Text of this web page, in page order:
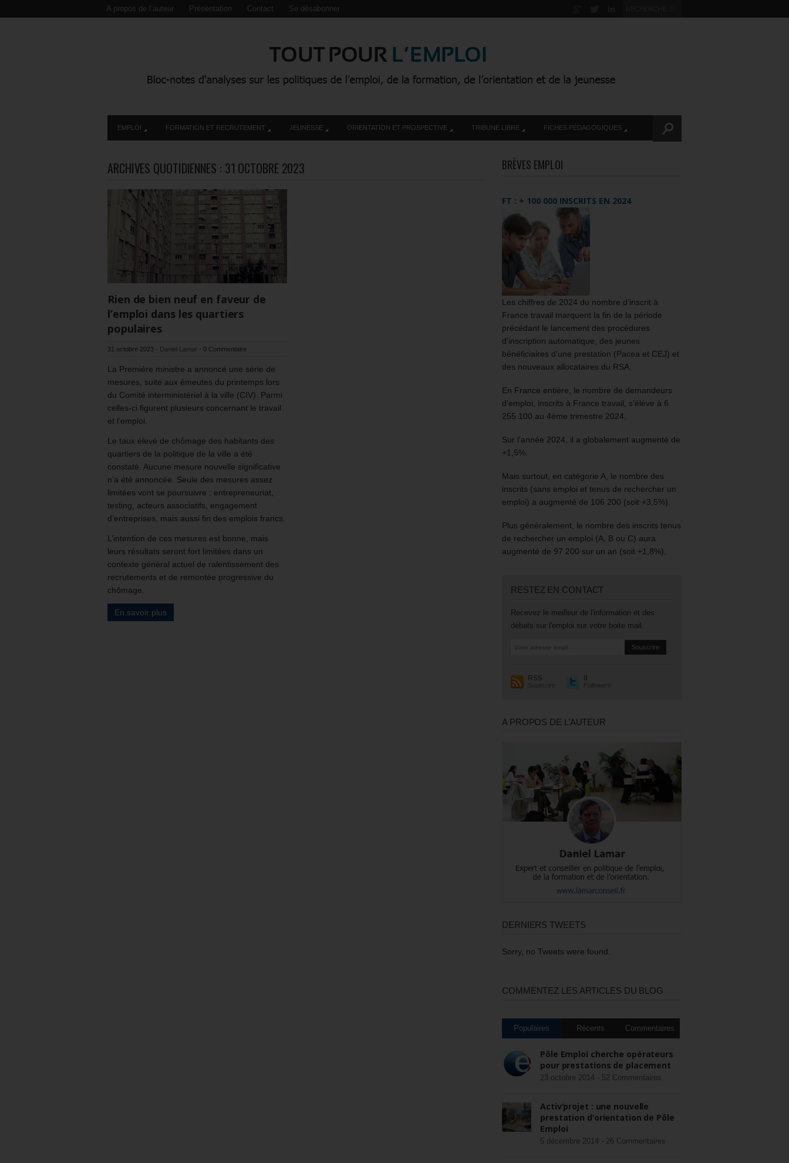
A propos de l’auteur Présentation Contact Se désabonner
EMPLOI FORMATION ET RECRUTEMENT JEUNESSE ORIENTATION ET PROSPECTIVE TRIBUNE LIBRE FICHES PÉDAGOGIQUES
ARCHIVES QUOTIDIENNES : 31 OCTOBRE 2023
Rien de bien neuf en faveur de
l’emploi dans les quartiers
populaires
31 octobre 2023 - Daniel Lamar - 0 Commentaire
La Première ministre a annoncé une série de
mesures, suite aux émeutes du printemps lors
du Comité interministériel à la ville (CIV). Parmi
celles-ci figurent plusieurs concernant le travail
et l’emploi.
Le taux élevé de chômage des habitants des
quartiers de la politique de la ville a été
constaté. Aucune mesure nouvelle significative
n’a été annoncée. Seule des mesures assez
limitées vont se poursuivre : entrepreneuriat,
testing, acteurs associatifs, engagement
d’entreprises, mais aussi fin des emplois francs.
L’intention de ces mesures est bonne, mais
leurs résultats seront fort limitées dans un
contexte général actuel de ralentissement des
recrutements et de remontée progressive du
chômage.
En savoir plus
BRÈVES EMPLOI
FT : + 100 000 INSCRITS EN 2024
Les chiffres de 2024 du nombre d’inscrit à
France travail marquent la fin de la période
précédant le lancement des procédures
d’inscription automatique, des jeunes
bénéficiaires d’une prestation (Pacea et CEJ) et
des nouveaux allocataires du RSA.
En France entière, le nombre de demandeurs
d’emploi, inscrits à France travail, s’élève à 6
255 100 au 4ème trimestre 2024.
Sur l’année 2024, il a globalement augmenté de
+1,5%.
Mais surtout, en catégorie A, le nombre des
inscrits (sans emploi et tenus de rechercher un
emploi) a augmenté de 106 200 (soit +3,5%).
Plus généralement, le nombre des inscrits tenus
de rechercher un emploi (A, B ou C) aura
augmenté de 97 200 sur un an (soit +1,8%).
RESTEZ EN CONTACT
Recevez le meilleur de l'information et des
débats sur l'emploi sur votre boite mail.
RSS
Souscrire
0
Followers
A PROPOS DE L’AUTEUR
DERNIERS TWEETS
Sorry, no Tweets were found.
COMMENTEZ LES ARTICLES DU BLOG
Populaires Récents Commentaires
Pôle Emploi cherche opérateurs
pour prestations de placement
23 octobre 2014 - 52 Commentaires
Activ’projet : une nouvelle
prestation d’orientation de Pôle
Emploi
5 décembre 2014 - 26 Commentaires